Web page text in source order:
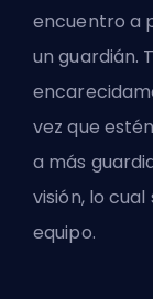
encuentro a
un guardián.
vez que
a más
visión, lo
equipo.